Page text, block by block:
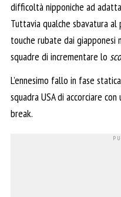
difficoltà nipponiche ad
Tuttavia qualche sbavatura
touche rubate dai giapponesi
squadre di incrementare lo
L’ennesimo fallo in fase
squadra USA di accorciare
break.